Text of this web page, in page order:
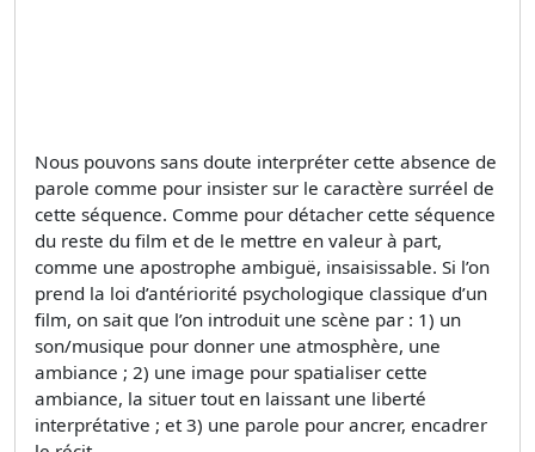
Nous pouvons sans doute interpréter cette absence de
parole comme pour insister sur le caractère surréel de
cette séquence. Comme pour détacher cette séquence
du reste du film et de le mettre en valeur à part,
comme une apostrophe ambiguë, insaisissable. Si l’on
prend la loi d’antériorité psychologique classique d’un
film, on sait que l’on introduit une scène par : 1) un
son/musique pour donner une atmosphère, une
ambiance ; 2) une image pour spatialiser cette
ambiance, la situer tout en laissant une liberté
interprétative ; et 3) une parole pour ancrer, encadrer